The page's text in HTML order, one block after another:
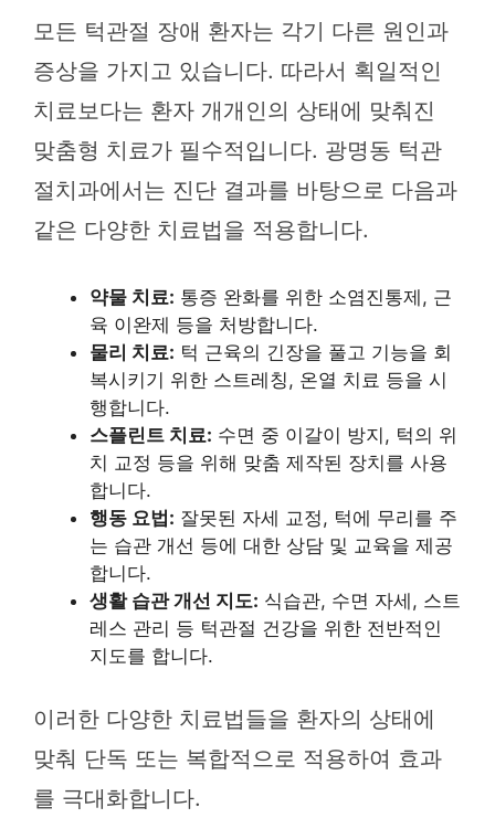
모든 턱관절 장애 환자는 각기 다른 원인과
증상을 가지고 있습니다. 따라서 획일적인
치료보다는 환자 개개인의 상태에 맞춰진
맞춤형 치료가 필수적입니다. 광명동 턱관
절치과에서는 진단 결과를 바탕으로 다음과
같은 다양한 치료법을 적용합니다.
약물 치료: 통증 완화를 위한 소염진통제, 근
육 이완제 등을 처방합니다.
물리 치료: 턱 근육의 긴장을 풀고 기능을 회
복시키기 위한 스트레칭, 온열 치료 등을 시
행합니다.
스플린트 치료: 수면 중 이갈이 방지, 턱의 위
치 교정 등을 위해 맞춤 제작된 장치를 사용
합니다.
행동 요법: 잘못된 자세 교정, 턱에 무리를 주
는 습관 개선 등에 대한 상담 및 교육을 제공
합니다.
생활 습관 개선 지도: 식습관, 수면 자세, 스트
레스 관리 등 턱관절 건강을 위한 전반적인
지도를 합니다.
이러한 다양한 치료법들을 환자의 상태에
맞춰 단독 또는 복합적으로 적용하여 효과
를 극대화합니다.